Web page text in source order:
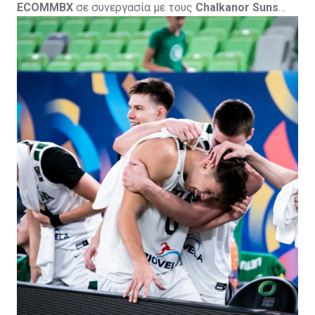
ECOMMBX σε συνεργασία με τους Chalkanor Suns
Basketball Academy, φιλοξενείται από τηνΠετρολίνα
ΑΕΚ Λάρνακαςκαι τελεί υπό την αιγίδα τηςΚυπριακής
Ομοσπονδίας Καλαθοσφαίρισης, με το
CyprusBasket.netως Media Partner.